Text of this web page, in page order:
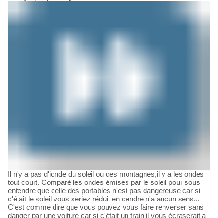
Il n'y a pas d'ionde du soleil ou des montagnes,il y a les ondes
tout court. Comparé les ondes émises par le soleil pour sous
entendre que celle des portables n'est pas dangereuse car si
c'était le soleil vous seriez réduit en cendre n'a aucun sens...
C'est comme dire que vous pouvez vous faire renverser sans
danger par une voiture car si c'était un train il vous écraserait a